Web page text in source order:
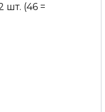
шт. (46 =